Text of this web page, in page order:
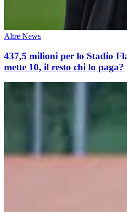
Altre News
437,5 milioni per lo Stadio
mette 10, il resto chi lo paga?